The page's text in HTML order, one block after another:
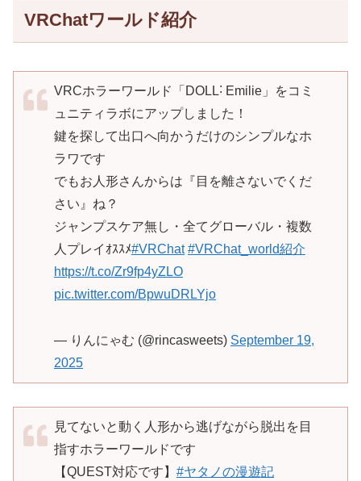
VRChatワールド紹介
VRCホラーワールド「DOLL˸ Emilie」をコミ
ュニティラボにアップしました！
鍵を探して出口へ向かうだけのシンプルなホ
ラワです
でもお人形さんからは『目を離さないでくだ
さい』ね？
ジャンプスケア無し・全てグローバル・複数
人プレイｵｽｽﾒ#VRChat #VRChat_world紹介
https://t.co/Zr9fp4yZLO
pic.twitter.com/BpwuDRLYjo
— りんにゃむ (@rincasweets) September 19,
2025
見てないと動く人形から逃げながら脱出を目
指すホラーワールドです
【QUEST対応です】 #ヤタノの漫遊記